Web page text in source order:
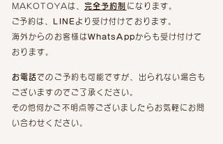
MAKOTOYAは、 完全予約制
になります。
​ご予約は、 LINEより受け付けております。
海外からのお客様はWhatsAppからも受け付けて
おります。
お電話でのご予約も可能ですが、出られない場合も
ございますのでご了承ください。
​その他何かご不明点等ございましたらお気軽にお問
い合わせください。